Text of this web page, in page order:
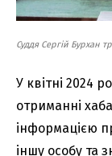
Суддя Сергій Бурхан
У квітні 2024
отриманні
інформацією
іншу особу та